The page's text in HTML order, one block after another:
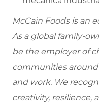
McCain Foods is an
As a global family-
be the employer of
communities
and work. We
creativity, resilience,